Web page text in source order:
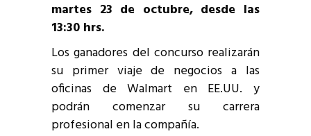
martes 23 de octubre, desde las
13:30 hrs.
Los ganadores del concurso realizarán
su primer viaje de negocios a las
oficinas de Walmart en EE.UU. y
podrán comenzar su carrera
profesional en la compañía.